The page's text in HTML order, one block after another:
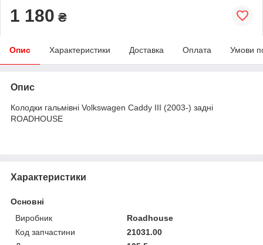
1 180 ₴
Опис Характеристики Доставка Оплата Умови
Опис
Колодки гальмівні Volkswagen Caddy III (2003-) задні
ROADHOUSE
Характеристики
Основні
Виробник
Roadhouse
Код запчастини
21031.00